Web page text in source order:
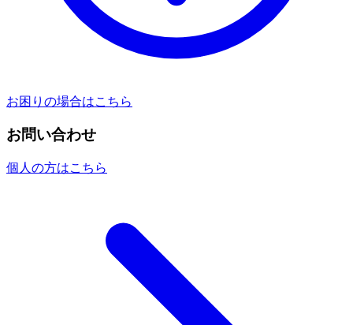
お困りの場合はこちら
お問い合わせ
個人の方はこちら